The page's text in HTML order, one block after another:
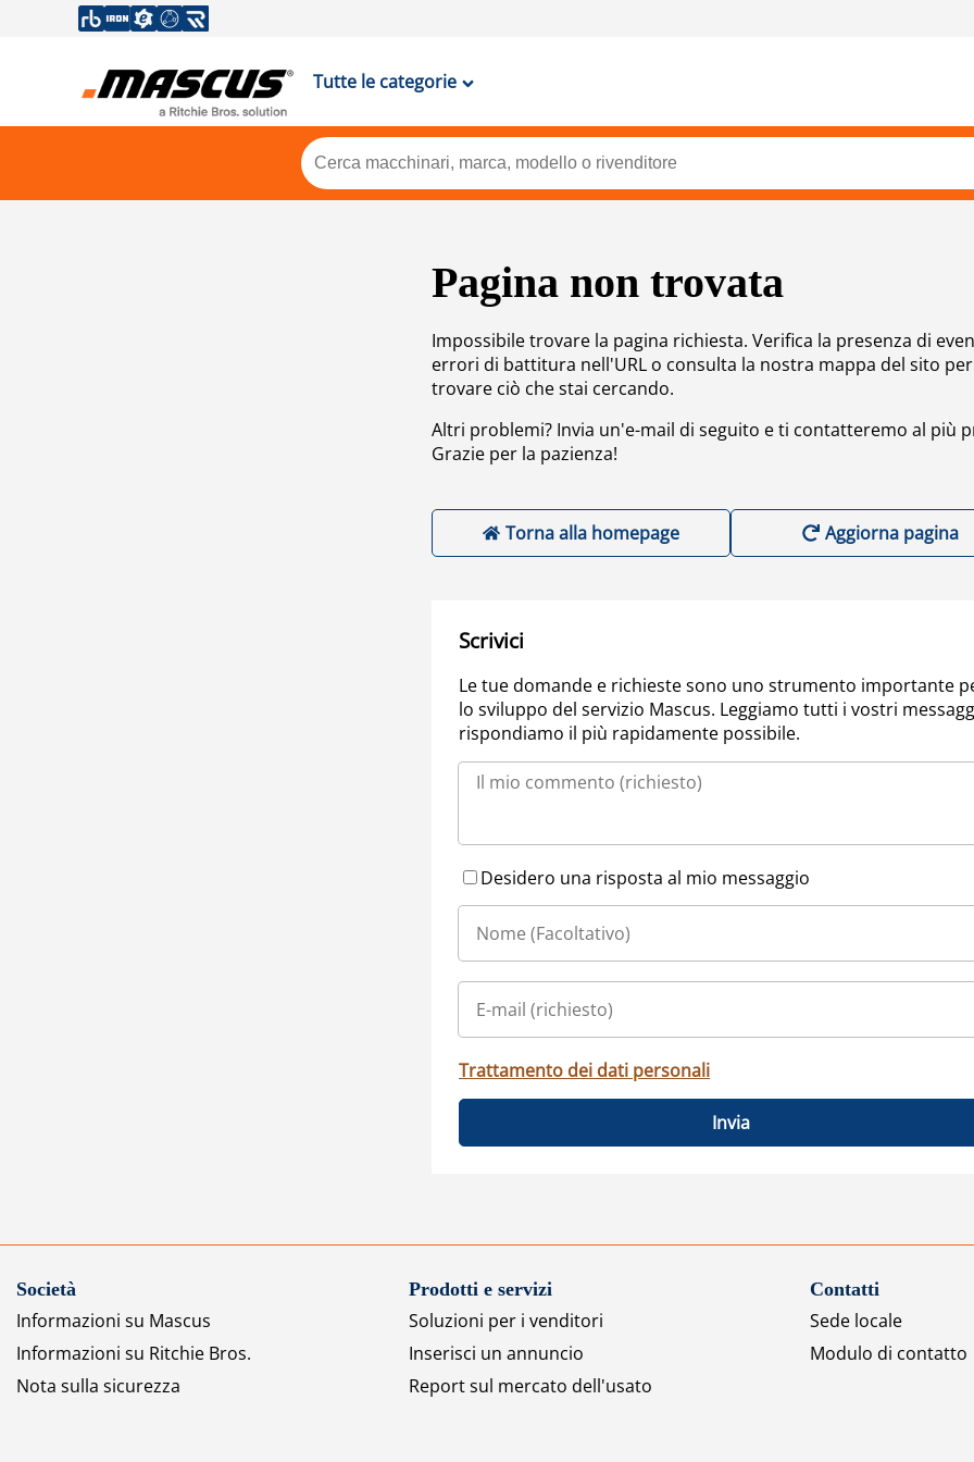
Tutte le categorie
Pagina non trovata
Impossibile trovare la pagina richiesta. Verifica la presenza di
errori di battitura nell'URL o consulta la nostra mappa del sito per
trovare ciò che stai cercando.
Altri problemi? Invia un'e-mail di seguito e ti contatteremo al più
Grazie per la pazienza!
Torna alla homepage Aggiorna pagina
Scrivici
Le tue domande e richieste sono uno strumento importante
lo sviluppo del servizio Mascus. Leggiamo tutti i vostri
rispondiamo il più rapidamente possibile.
Desidero una risposta al mio messaggio
Trattamento dei dati personali
Invia
Società
Informazioni su Mascus
Informazioni su Ritchie Bros.
Nota sulla sicurezza
Prodotti e servizi
Soluzioni per i venditori
Inserisci un annuncio
Report sul mercato dell'usato
Contatti
Sede locale
Modulo di contatto